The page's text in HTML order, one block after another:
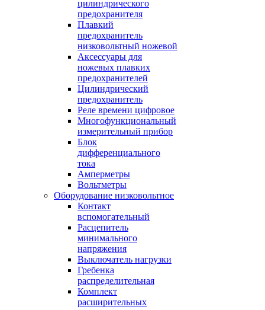
цилиндрического
предохранителя
Плавкий
предохранитель
низковольтный ножевой
Аксессуары для
ножевых плавких
предохранителей
Цилиндрический
предохранитель
Реле времени цифровое
Многофункциональный
измерительный прибор
Блок
дифференциального
тока
Амперметры
Вольтметры
Оборудование низковольтное
Контакт
вспомогательный
Расцепитель
минимального
напряжения
Выключатель нагрузки
Гребенка
распределительная
Комплект
расширительных